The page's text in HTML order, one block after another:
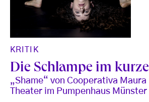
KRITIK
Die Schlampe im
„Shame“ von Cooperativa
Theater im Pumpenhaus Münster